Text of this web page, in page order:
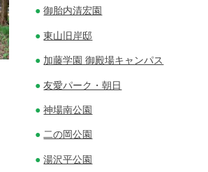
御胎内清宏園
東山旧岸邸
加藤学園 御殿場キャンパス
友愛パーク・朝日
神場南公園
二の岡公園
湯沢平公園